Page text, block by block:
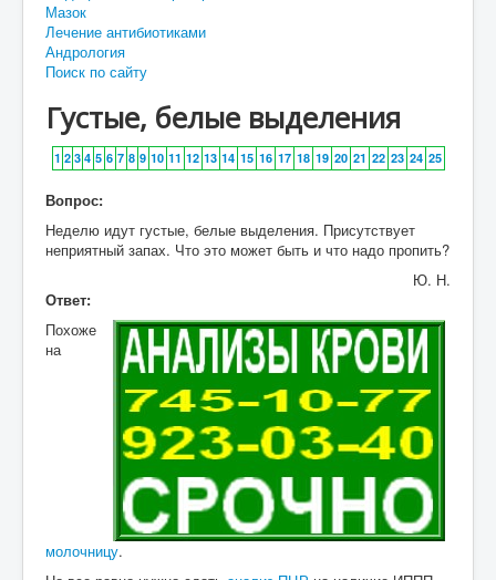
Мазок
Лечение антибиотиками
Андрология
Поиск по сайту
Густые, белые выделения
1 2 3 4 5 6 7 8 9 10 11 12 13 14 15 16 17 18 19 20 21 22 23 24 25
Вопрос:
Неделю идут густые, белые выделения. Присутствует
неприятный запах. Что это может быть и что надо пропить?
Ю. Н.
Ответ:
Похоже
на
молочницу.